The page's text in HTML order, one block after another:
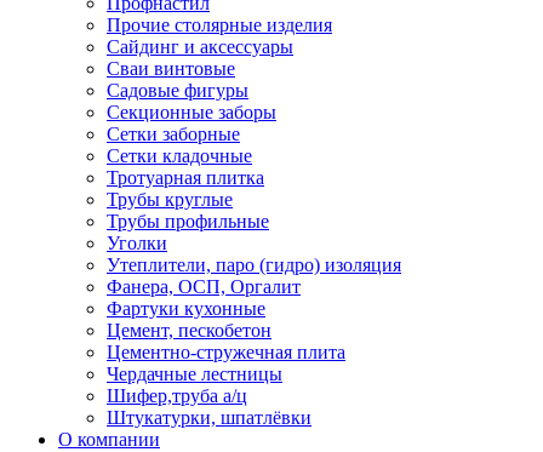
Прочие столярные изделия
Сайдинг и аксессуары
Сваи винтовые
Садовые фигуры
Секционные заборы
Сетки заборные
Сетки кладочные
Тротуарная плитка
Трубы круглые
Трубы профильные
Уголки
Утеплители, паро (гидро) изоляция
Фанера, ОСП, Оргалит
Фартуки кухонные
Цемент, пескобетон
Цементно-стружечная плита
Чердачные лестницы
Шифер,труба а/ц
Штукатурки, шпатлёвки
О компании